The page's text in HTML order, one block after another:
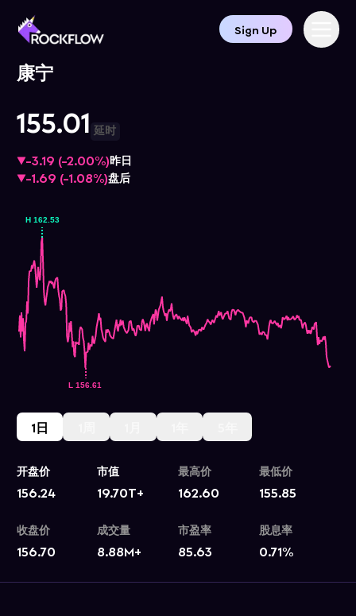
Sign Up
康宁
155.01 延时
-3.19 (-2.00%)昨日
-1.69 (-1.08%)盘后
1日
开盘价
156.24
市值
19.70T+
最高价
162.60
最低价
155.85
收盘价
156.70
成交量
8.88M+
市盈率
85.63
股息率
0.71%